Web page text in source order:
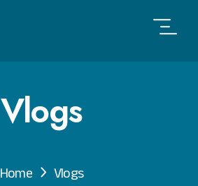
Vlogs
Home Vlogs